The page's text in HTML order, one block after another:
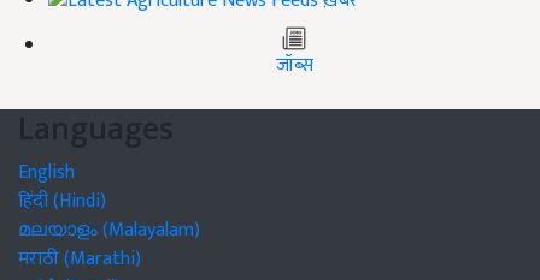
जॉब्स
Languages
English
हिंदी (Hindi)
മലയാളം (Malayalam)
मराठी (Marathi)